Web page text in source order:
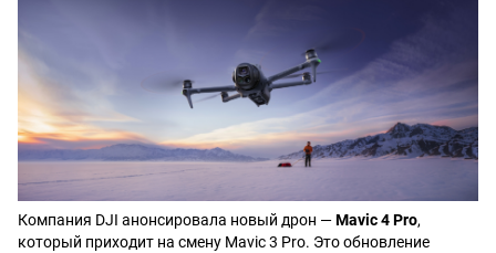
Компания DJI анонсировала новый дрон —Mavic 4 Pro,
который приходит на смену Mavic 3 Pro. Это обновление